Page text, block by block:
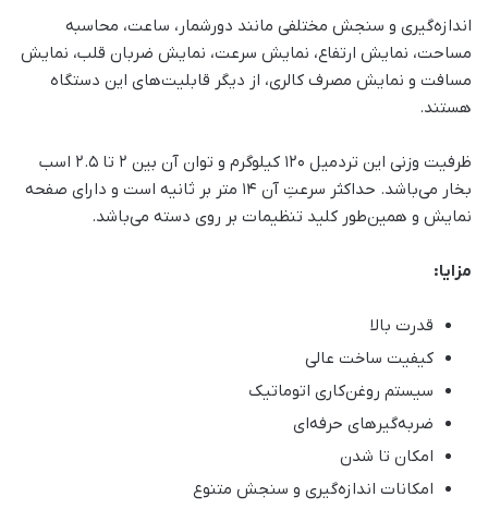
اندازه‌گیری و سنجش مختلفی مانند دورشمار، ساعت، محاسبه
مساحت، نمایش ارتفاع، نمایش سرعت، نمایش ضربان قلب، نمایش
مسافت و نمایش مصرف کالری، از دیگر قابلیت‌های این دستگاه
هستند.
ظرفیت وزنی این تردمیل 120 کیلوگرم و توان آن بین 2 تا 2.5 اسب
بخار می‌باشد. حداکثر سرعتِ آن 14 متر بر ثانیه است و دارای صفحه
نمایش و همین‌‌طور کلید تنظیمات بر روی دسته می‌باشد.
مزایا:
قدرت بالا
کیفیت ساخت عالی
سیستم روغن‌کاری اتوماتیک
ضربه‌گیرهای حرفه‌ای
امکان تا شدن
امکانات اندازه‌گیری و سنجش متنوع